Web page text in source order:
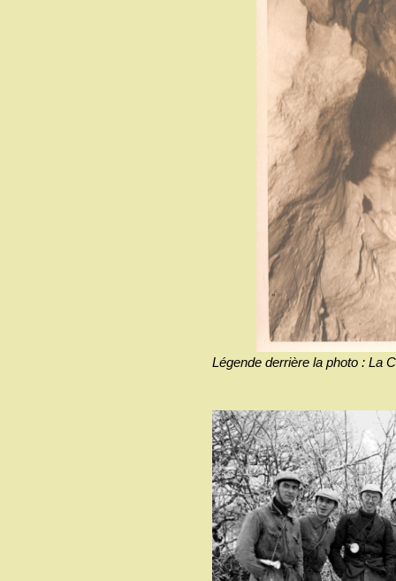
Légende derrière la photo : La